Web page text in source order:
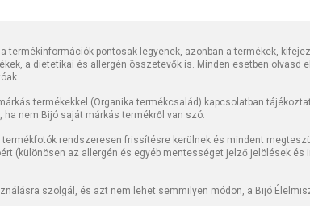
termékinformációk pontosak legyenek, azonban a termékek,
a dietetikai és allergén összetevők is. Minden esetben
termékekkel (Organika termékcsalád) kapcsolatban
nem Bijó saját márkás termékről van szó.
rendszeresen frissítésre kerülnek és mindent
(különösen az allergén és egyéb mentességet jelző jelölések
szolgál, és azt nem lehet semmilyen módon, a Bijó